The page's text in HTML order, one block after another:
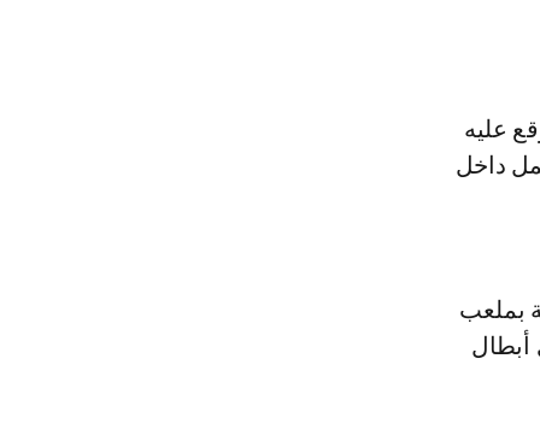
عليه
داخل
بملعب
أبطال